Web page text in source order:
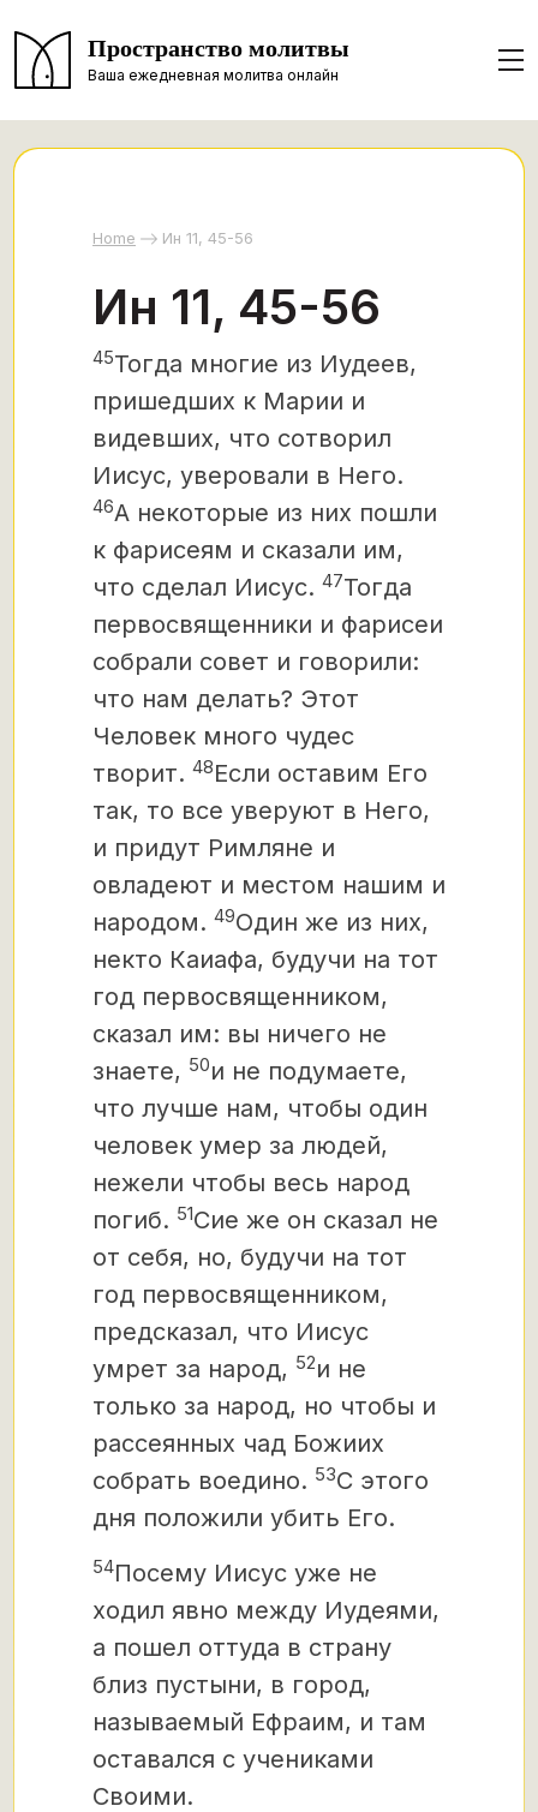
Пространство молитвы
Ваша ежедневная молитва онлайн
Home Ин 11, 45-56
Ин 11, 45-56
45Тогда многие из Иудеев,
пришедших к Марии и
видевших, что сотворил
Иисус, уверовали в Него.
46А некоторые из них пошли
к фарисеям и сказали им,
что сделал Иисус. 47Тогда
первосвященники и фарисеи
собрали совет и говорили:
что нам делать? Этот
Человек много чудес
творит. 48Если оставим Его
так, то все уверуют в Него,
и придут Римляне и
овладеют и местом нашим и
народом. 49Один же из них,
некто Каиафа, будучи на тот
год первосвященником,
сказал им: вы ничего не
знаете, 50и не подумаете,
что лучше нам, чтобы один
человек умер за людей,
нежели чтобы весь народ
погиб. 51Сие же он сказал не
от себя, но, будучи на тот
год первосвященником,
предсказал, что Иисус
умрет за народ, 52и не
только за народ, но чтобы и
рассеянных чад Божиих
собрать воедино. 53С этого
дня положили убить Его.
54Посему Иисус уже не
ходил явно между Иудеями,
а пошел оттуда в страну
близ пустыни, в город,
называемый Ефраим, и там
оставался с учениками
Своими.